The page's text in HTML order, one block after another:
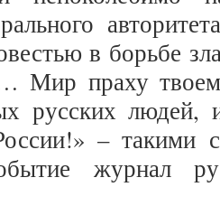
в борьбе
Мир праху
русских людей,
– такими
журнал